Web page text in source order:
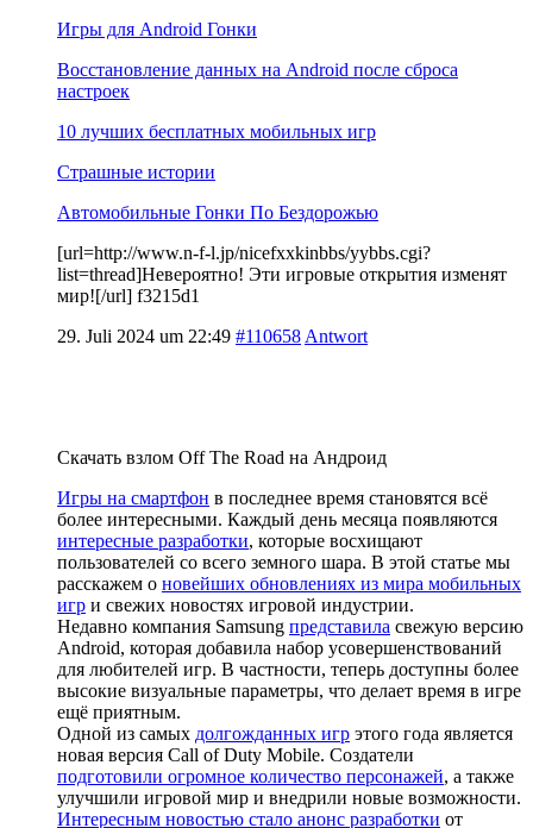
Игры для Android Гонки
Восстановление данных на Android после сброса
настроек
10 лучших бесплатных мобильных игр
Страшные истории
Автомобильные Гонки По Бездорожью
[url=http://www.n-f-l.jp/nicefxxkinbbs/yybbs.cgi?
list=thread]Невероятно! Эти игровые открытия изменят
мир![/url] f3215d1
29. Juli 2024 um 22:49 #110658 Antwort
Скачать взлом Off The Road на Андроид
Игры на смартфон в последнее время становятся всё
более интересными. Каждый день месяца появляются
интересные разработки, которые восхищают
пользователей со всего земного шара. В этой статье мы
расскажем о новейших обновлениях из мира мобильных
игр и свежих новостях игровой индустрии.
Недавно компания Samsung представила свежую версию
Android, которая добавила набор усовершенствований
для любителей игр. В частности, теперь доступны более
высокие визуальные параметры, что делает время в игре
ещё приятным.
Одной из самых долгожданных игр этого года является
новая версия Call of Duty Mobile. Создатели
подготовили огромное количество персонажей, а также
улучшили игровой мир и внедрили новые возможности.
Интересным новостью стало анонс разработки от